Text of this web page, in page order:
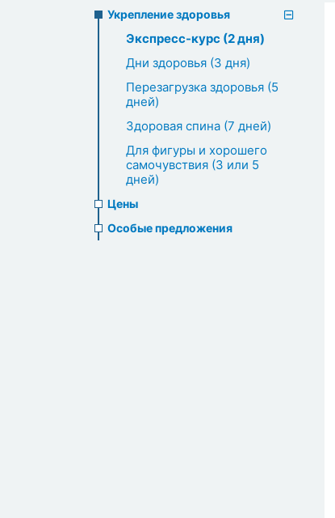
Preventive
healthcare
Укрепление здоровья
Экспресс-курс (2 дня)
Дни здоровья (3 дня)
Перезагрузка здоровья (5
дней)
Здоровая спина (7 дней)
Для фигуры и хорошего
самочувствия (3 или 5
дней)
Цены
Особые предложения